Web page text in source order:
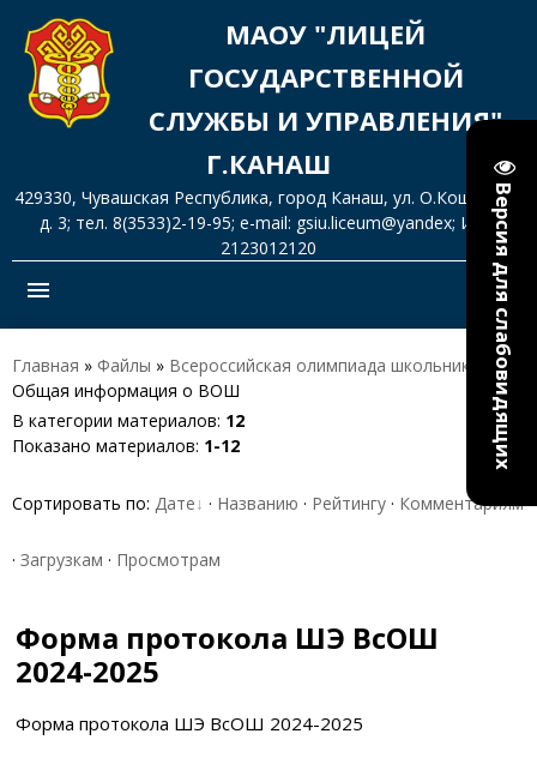
Версия для слабовидящих
МАОУ "ЛИЦЕЙ
ГОСУДАРСТВЕННОЙ
СЛУЖБЫ И УПРАВЛЕНИЯ"
Г.КАНАШ
429330, Чувашская Республика, город Канаш, ул. О.Кошевого,
д. 3; тел. 8(3533)2-19-95; e-mail: gsiu.liceum@yandex; ИНН
2123012120
menu
Главная » Файлы » Всероссийская олимпиада школьников
»
Общая информация о ВОШ
В категории материалов: 12
Показано материалов: 1-12
Сортировать по: Дате · Названию · Рейтингу · Комментариям
· Загрузкам · Просмотрам
Форма протокола ШЭ ВсОШ
2024-2025
Форма протокола ШЭ ВсОШ 2024-2025